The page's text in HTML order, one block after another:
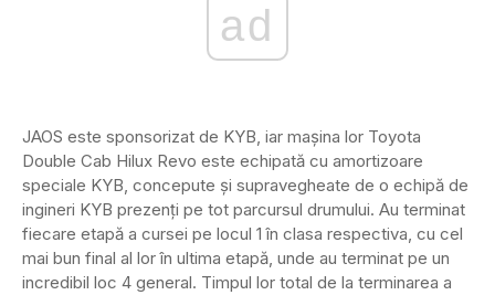
ad
JAOS este sponsorizat de KYB, iar mașina lor Toyota
Double Cab Hilux Revo este echipată cu amortizoare
speciale KYB, concepute și supravegheate de o echipă de
ingineri KYB prezenți pe tot parcursul drumului. Au terminat
fiecare etapă a cursei pe locul 1 în clasa respectiva, cu cel
mai bun final al lor în ultima etapă, unde au terminat pe un
incredibil loc 4 general. Timpul lor total de la terminarea a